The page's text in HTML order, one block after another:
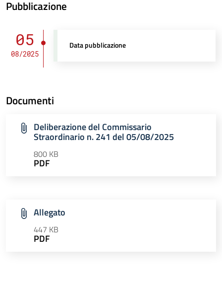
Pubblicazione
05
08/2025
Data pubblicazione
Documenti
Deliberazione del Commissario
Straordinario n. 241 del 05/08/2025
800 KB
PDF
Allegato
447 KB
PDF